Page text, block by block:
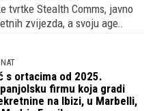
i Livakovića skrbi bivši
koji je iskoristio jeftini
Zadra i zaposlio sina
komuniciranju
tvrtke Stealth Comms, javno
zvijezda, a svoju age..